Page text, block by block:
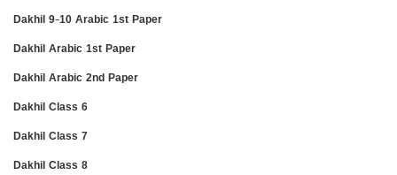
Dakhil 9-10 Arabic 1st Paper
Dakhil Arabic 1st Paper
Dakhil Arabic 2nd Paper
Dakhil Class 6
Dakhil Class 7
Dakhil Class 8